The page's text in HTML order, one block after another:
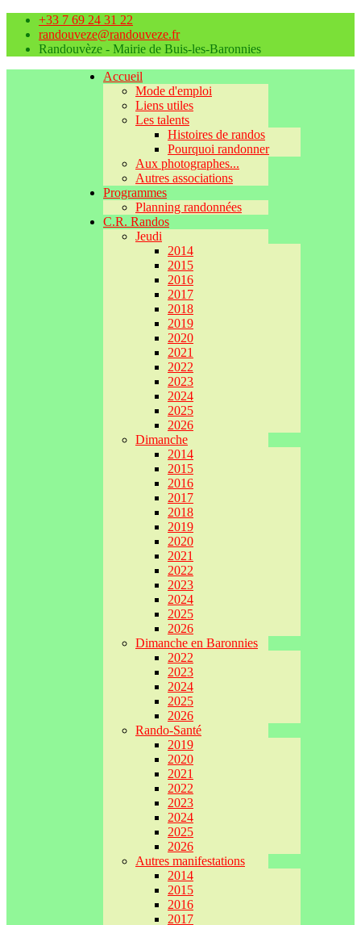
+33 7 69 24 31 22
randouveze@randouveze.fr
Randouvèze - Mairie de Buis-les-Baronnies
Accueil
Mode d'emploi
Liens utiles
Les talents
Histoires de randos
Pourquoi randonner
Aux photographes...
Autres associations
Programmes
Planning randonnées
C.R. Randos
Jeudi
2014
2015
2016
2017
2018
2019
2020
2021
2022
2023
2024
2025
2026
Dimanche
2014
2015
2016
2017
2018
2019
2020
2021
2022
2023
2024
2025
2026
Dimanche en Baronnies
2022
2023
2024
2025
2026
Rando-Santé
2019
2020
2021
2022
2023
2024
2025
2026
Autres manifestations
2014
2015
2016
2017